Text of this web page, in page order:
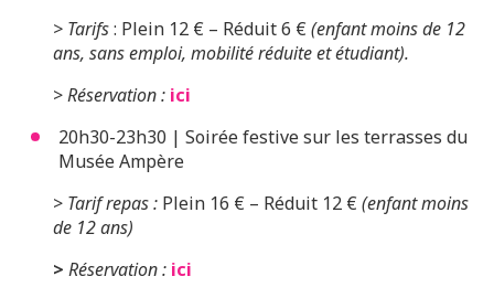
> Tarifs: Plein 12 € – Réduit 6 € (enfant moins de 12
ans, sans emploi, mobilité réduite et étudiant).
>Réservation : ici
20h30-23h30 | Soirée festive sur les terrasses du
Musée Ampère
> Tarif repas : Plein 16 € – Réduit 12 € (enfant moins
de 12 ans)
> Réservation : ici